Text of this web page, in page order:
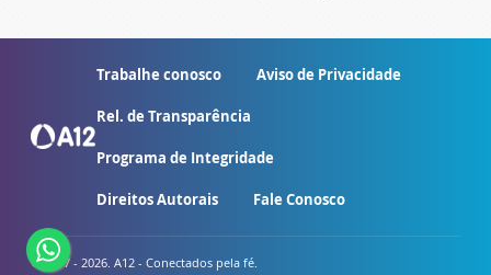
Trabalhe conosco Aviso de Privacidade
Rel. de Transparência
Programa de Integridade
Direitos Autorais Fale Conosco
© 2007 - 2026. A12 - Conectados pela fé.